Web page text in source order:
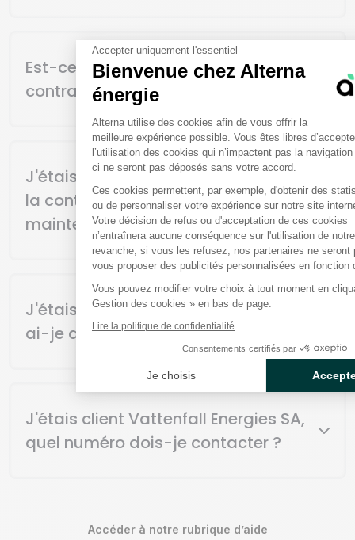
entreprise dans la transition énergétique.
jusqu’à son échéance. Rien ne change : Sa durée, ses
conditions contractuelles et tarifaires restent inchangées.
Aucune action n’est requise de votre part.
Est-ce que mon prix et les clauses
contractuelles vont évoluer ?
Non. Les prix et clauses contractuelles sont maintenus
sans changement. Vos tarifs continuent de s’appliquer
dans les mêmes conditions.
J'étais client Vattenfall Energies SA,
la continuité de service est-elle bien
maintenue ?
Oui. La continuité de fourniture et de service est
pleinement assurée. Cette opération n’entraîne aucune
interruption de fourniture d’électricité ou de gaz, ni de
dégradation du niveau de service.
J'étais client Vattenfall Energies SA,
ai-je des démarches à effectuer ?
Non. Aucune démarche n’est requise de votre part. La
continuité contractuelle et opérationnelle est assurée
J'étais client Vattenfall Energies SA,
quel numéro dois-je contacter ?
Accéder à notre rubrique d’aide
Accepter uniquement l'essentiel
Bienvenue chez Alterna
énergie
Plateforme de Gestion du
Alterna utilise des cookies afin de vous offrir la
meilleure expérience possible. Vous êtes libres
l’utilisation des cookies qui n’impactent pas la
ci ne seront pas déposés sans votre accord.
Ces cookies permettent, par exemple, d'obtenir des
ou de personnaliser votre expérience sur notre site
Votre décision de refus ou d'acceptation de ces cookies
n’entraînera aucune conséquence sur l'utilisation de
revanche, si vous les refusez, nos partenaires ne seront
vous proposer des publicités personnalisées en fonction
Vous pouvez modifier votre choix à tout moment en
Gestion des cookies » en bas de page.
Lire la politique de confidentialité
Consentements certifiés par
Je choisis
Axeptio consent